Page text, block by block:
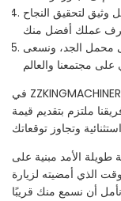
لتحقيق النجاح
محمل الجد، ونسعى
في ZZKINGMACHINERY، نحن ملتزمون بتزويدك بأفضل تجربة ممكنة.
ملتزم بتقديم قيمة
الأمد مبنية على
الذي أمضيته لزيارة